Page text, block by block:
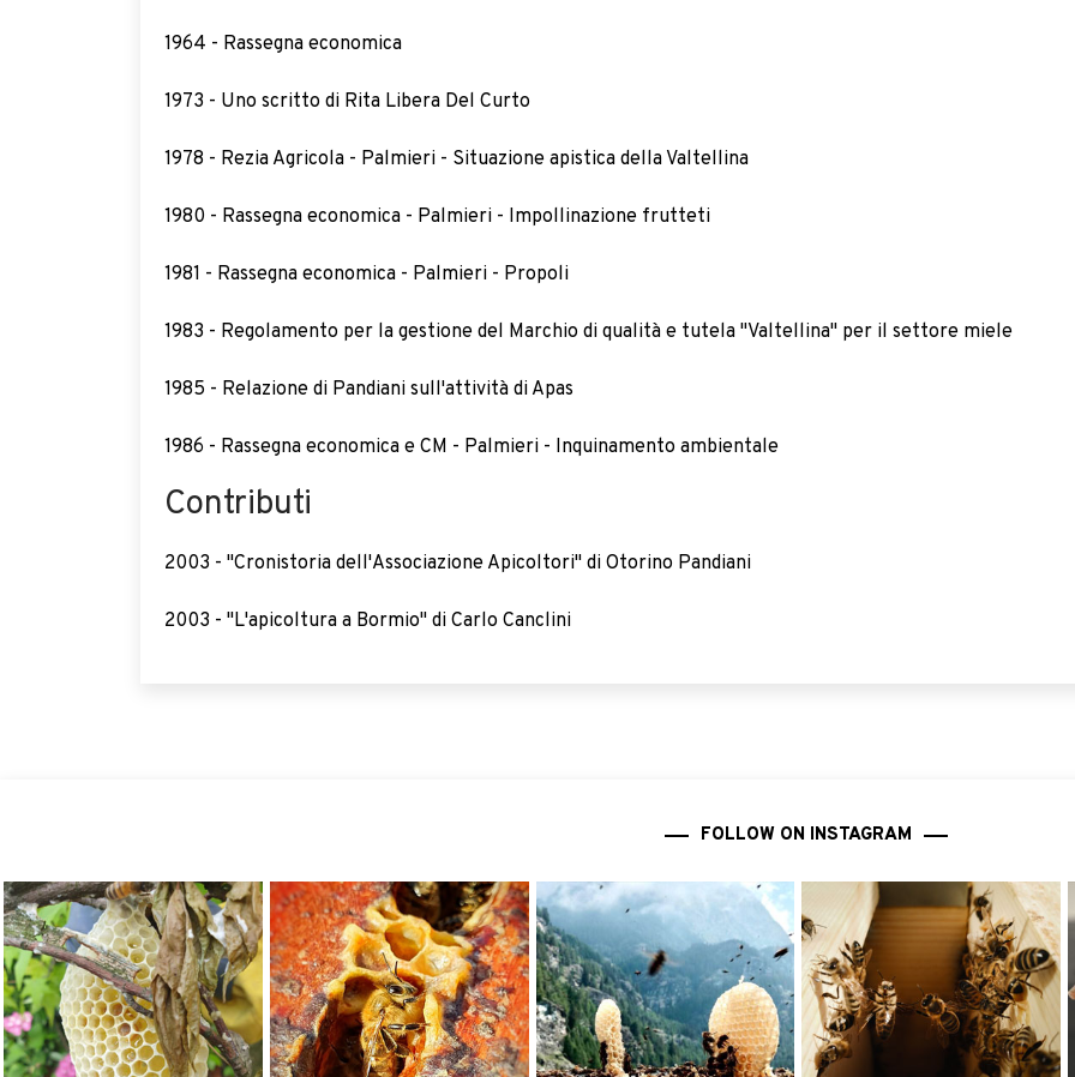
1964 - Rassegna economica
1973 - Uno scritto di Rita Libera Del Curto
1978 - Rezia Agricola - Palmieri - Situazione apistica della Valtellina
1980 - Rassegna economica - Palmieri - Impollinazione frutteti
1981 - Rassegna economica - Palmieri - Propoli
1983 - Regolamento per la gestione del Marchio di qualità e tutela "Valtellina" per il settore miele
1985 - Relazione di Pandiani sull'attività di Apas
1986 - Rassegna economica e CM - Palmieri - Inquinamento ambientale
Contributi
2003 - "Cronistoria dell'Associazione Apicoltori" di Otorino Pandiani
2003 - "L'apicoltura a Bormio" di Carlo Canclini
FOLLOW ON INSTAGRAM